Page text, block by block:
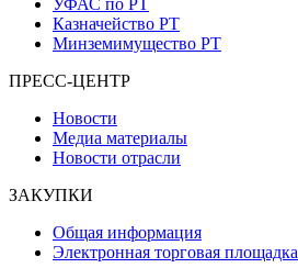
УФАС по РТ
Казначейство РТ
Минземимущество РТ
ПРЕСС-ЦЕНТР
Новости
Медиа материалы
Новости отрасли
ЗАКУПКИ
Общая информация
Электронная торговая площадка